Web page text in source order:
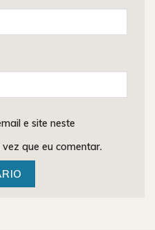
e site neste
que eu comentar.